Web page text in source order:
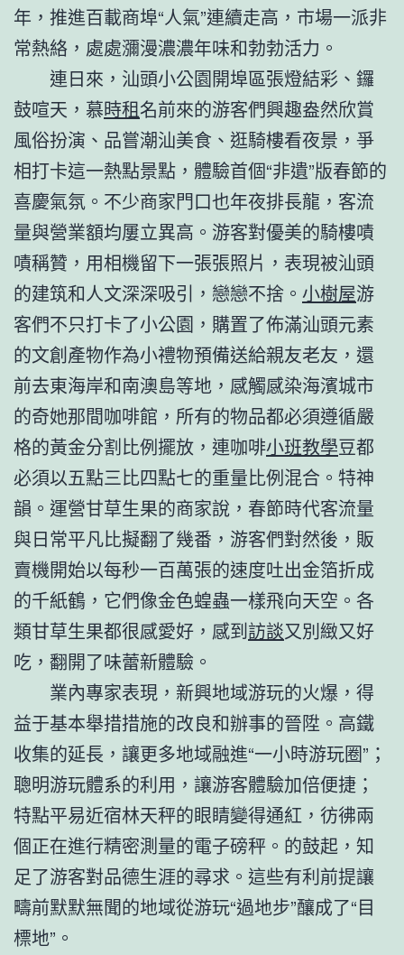
年，推進百載商埠“人氣”連續走高，市場一派非
常熱絡，處處瀰漫濃濃年味和勃勃活力。
連日來，汕頭小公園開埠區張燈結彩、鑼
鼓喧天，慕時租名前來的游客們興趣盎然欣賞
風俗扮演、品嘗潮汕美食、逛騎樓看夜景，爭
相打卡這一熱點景點，體驗首個“非遺”版春節的
喜慶氣氛。不少商家門口也年夜排長龍，客流
量與營業額均屢立異高。游客對優美的騎樓嘖
嘖稱贊，用相機留下一張張照片，表現被汕頭
的建筑和人文深深吸引，戀戀不捨。 小樹屋游
客們不只打卡了小公園，購置了佈滿汕頭元素
的文創產物作為小禮物預備送給親友老友，還
前去東海岸和南澳島等地，感觸感染海濱城市
的奇她那間咖啡館，所有的物品都必須遵循嚴
格的黃金分割比例擺放，連咖啡小班教學豆都
必須以五點三比四點七的重量比例混合。特神
韻。運營甘草生果的商家說，春節時代客流量
與日常平凡比擬翻了幾番，游客們對然後，販
賣機開始以每秒一百萬張的速度吐出金箔折成
的千紙鶴，它們像金色蝗蟲一樣飛向天空。各
類甘草生果都很感愛好，感到訪談又別緻又好
吃，翻開了味蕾新體驗。
業內專家表現，新興地域游玩的火爆，得
益于基本舉措措施的改良和辦事的晉陞。高鐵
收集的延長，讓更多地域融進“一小時游玩圈”；
聰明游玩體系的利用，讓游客體驗加倍便捷；
特點平易近宿林天秤的眼睛變得通紅，彷彿兩
個正在進行精密測量的電子磅秤。的鼓起，知
足了游客對品德生涯的尋求。這些有利前提讓
疇前默默無聞的地域從游玩“過地步”釀成了“目
標地”。